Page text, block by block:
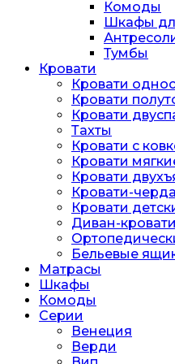
Комоды
Шкафы
Тумбы
Кровати
Кровати
Кровати
Кровати
Тахты
Кровати с
Кровати
Кровати
Кровати-
Кровати
Диван-кровати
Бельевые
Матрасы
Шкафы
Комоды
Серии
Венеция
Верди